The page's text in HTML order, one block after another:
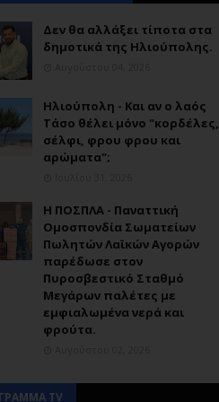
Δεν θα αλλάξει τίποτα στα
δημοτικά της Ηλιούπολης.
Ηλιούπολη - Και αν ο λαός
Τάσο θέλει μόνο "κορδέλες,
σέλφι, φρου φρου και
αρώματα";
Η ΠΟΣΠΛΑ - Παναττική
Ομοσπονδία Σωματείων
Πωλητών Λαϊκών Αγορών
παρέδωσε στον
Πυροσβεστικό Σταθμό
Μεγάρων παλέτες με
εμφιαλωμένα νερά και
φρούτα.
TV